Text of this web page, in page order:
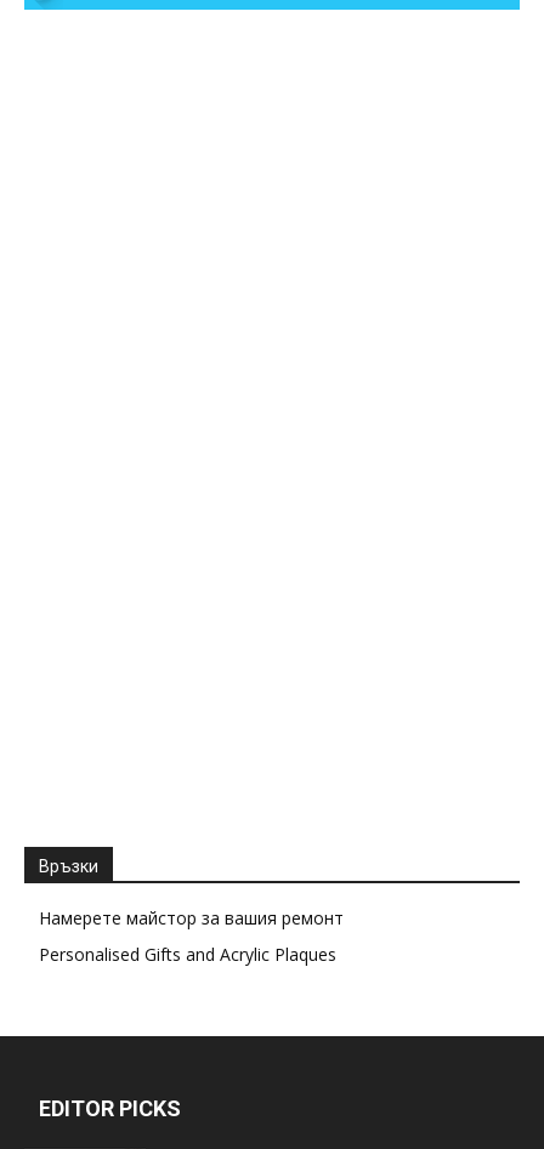
Връзки
Намерете майстор за вашия ремонт
Personalised Gifts and Acrylic Plaques
EDITOR PICKS